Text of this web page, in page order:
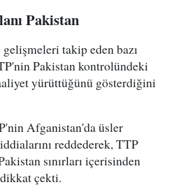
Pakistan
takip eden bazı
Pakistan kontrolündeki
yürüttüğünü gösterdiğini
Afganistan'da üsler
reddederek, TTP
sınırları içerisinden
çekti.